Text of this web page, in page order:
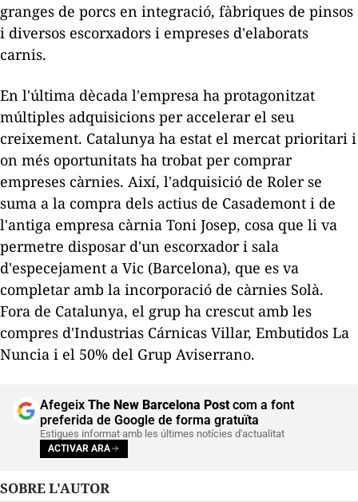
granges de porcs en integració, fàbriques de pinsos
i diversos escorxadors i empreses d'elaborats
carnis.
En l'última dècada l'empresa ha protagonitzat
múltiples adquisicions per accelerar el seu
creixement. Catalunya ha estat el mercat prioritari i
on més oportunitats ha trobat per comprar
empreses càrnies. Així, l'adquisició de Rolerse
suma a la compra dels actius de Casademont i de
l'antiga empresa càrnia Toni Josep, cosa que li va
permetre disposar d'un escorxador i sala
d'especejament a Vic (Barcelona), que es va
completar amb la incorporació de càrnies Solà.
Fora de Catalunya, el grup ha crescut amb les
compres d'Industrias Cárnicas Villar, Embutidos La
Nuncia i el 50% del Grup Aviserrano.
Afegeix The New Barcelona Postcom a font
preferida de Google de forma gratuïta
Estigues informat amb les últimes notícies d'actualitat
ACTIVAR ARA
SOBRE L'AUTOR